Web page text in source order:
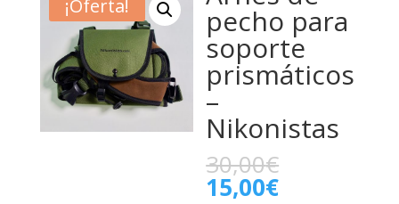
¡Oferta! pecho para
soporte
prismáticos
–
Nikonistas
30,00€
15,00€